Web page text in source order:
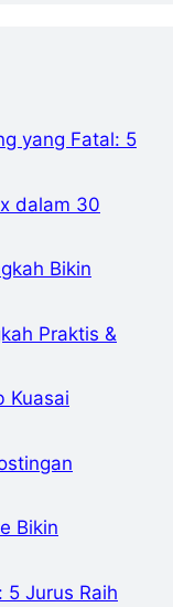
yang Fatal: 5
dalam 30
Bikin
Praktis &
Kuasai
Bikin
5 Jurus Raih